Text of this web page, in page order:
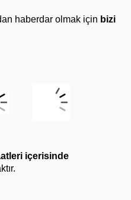
haberdar olmak için bizi
içerisinde